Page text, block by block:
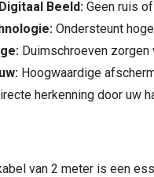
Beeld: Geen ruis
Ondersteunt
Duimschroeven
Hoogwaardige
herkenning door uw
van 2 meter is een